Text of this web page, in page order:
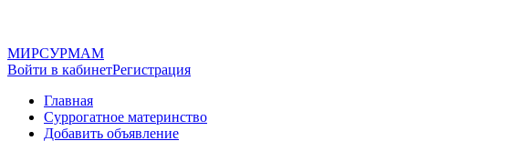
МИРСУРМАМ
Войти в кабинетРегистрация
Главная
Суррогатное материнство
Добавить объявление